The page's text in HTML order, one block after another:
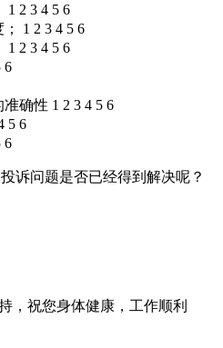
2 3 4 5 6
1 2 3 4 5 6
2 3 4 5 6
6
确性 1 2 3 4 5 6
5 6
6
诉问题是否已经得到解决呢？
，祝您身体健康，工作顺利